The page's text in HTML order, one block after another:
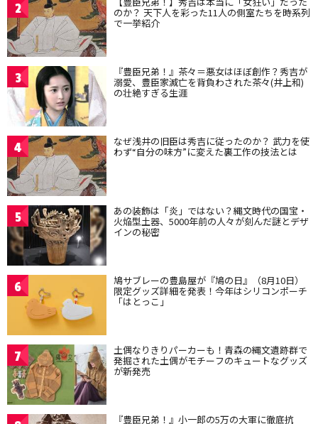
2 のか？ 天下人を彩った11人の側室たちを時系列
で一挙紹介
3 『豊臣兄弟！』茶々＝悪女はほぼ創作？秀吉が
溺愛、豊臣家滅亡を背負わされた茶々(井上和)
の壮絶すぎる生涯
4 なぜ浅井の旧臣は秀吉に従ったのか？ 武力を使
わず“自分の味方”に変えた裏工作の技法とは
5 あの装飾は「炎」ではない？縄文時代の国宝・
火焔型土器、5000年前の人々が刻んだ謎とデザ
インの秘密
6 鳩サブレーの豊島屋が『鳩の日』（8月10日）
限定グッズ詳細を発表！今年はシリコンポーチ
「はとっこ」
7 土偶なりきりパーカーも！青森の縄文遺跡群で
発掘された土偶がモチーフのキュートなグッズ
が新発売
『豊臣兄弟！』小一郎の5万の大軍に徹底抗